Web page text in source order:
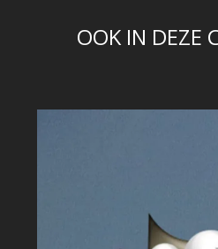
OOK IN DEZE